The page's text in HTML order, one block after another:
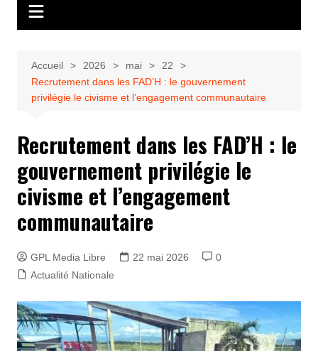
Accueil 2026 mai
22
Recrutement dans les FAD’H : le gouvernement
privilégie le civisme et l’engagement communautaire
Recrutement dans les FAD’H : le
gouvernement privilégie le
civisme et l’engagement
communautaire
GPL Media Libre 22 mai 2026
0
Actualité Nationale